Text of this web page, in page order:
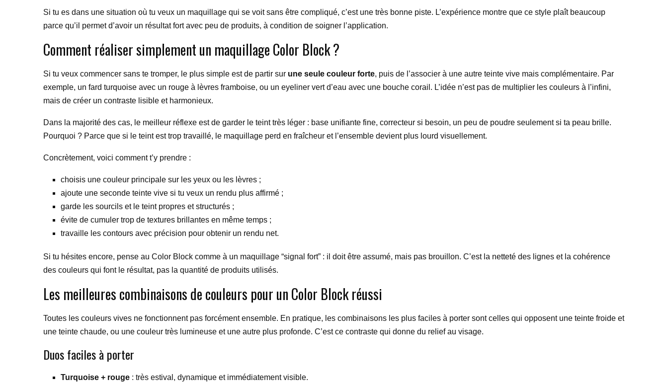
Si tu es dans une situation où tu veux un maquillage qui se voit sans être compliqué, c’est une très bonne piste. L’expérience montre que ce style plaît beaucoup
parce qu’il permet d’avoir un résultat fort avec peu de produits, à condition de soigner l’application.
Comment réaliser simplement un maquillage Color Block ?
Si tu veux commencer sans te tromper, le plus simple est de partir sur une seule couleur forte, puis de l’associer à une autre teinte vive mais complémentaire. Par
exemple, un fard turquoise avec un rouge à lèvres framboise, ou un eyeliner vert d’eau avec une bouche corail. L’idée n’est pas de multiplier les couleurs à l’infini,
mais de créer un contraste lisible et harmonieux.
Dans la majorité des cas, le meilleur réflexe est de garder le teint très léger : base unifiante fine, correcteur si besoin, un peu de poudre seulement si ta peau brille.
Pourquoi ? Parce que si le teint est trop travaillé, le maquillage perd en fraîcheur et l’ensemble devient plus lourd visuellement.
Concrètement, voici comment t’y prendre :
choisis une couleur principale sur les yeux ou les lèvres ;
ajoute une seconde teinte vive si tu veux un rendu plus affirmé ;
garde les sourcils et le teint propres et structurés ;
évite de cumuler trop de textures brillantes en même temps ;
travaille les contours avec précision pour obtenir un rendu net.
Si tu hésites encore, pense au Color Block comme à un maquillage “signal fort” : il doit être assumé, mais pas brouillon. C’est la netteté des lignes et la cohérence
des couleurs qui font le résultat, pas la quantité de produits utilisés.
Les meilleures combinaisons de couleurs pour un Color Block réussi
Toutes les couleurs vives ne fonctionnent pas forcément ensemble. En pratique, les combinaisons les plus faciles à porter sont celles qui opposent une teinte froide et
une teinte chaude, ou une couleur très lumineuse et une autre plus profonde. C’est ce contraste qui donne du relief au visage.
Duos faciles à porter
Turquoise + rouge : très estival, dynamique et immédiatement visible.